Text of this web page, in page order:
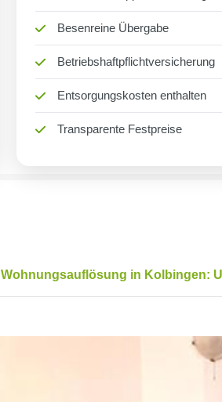
Besenreine Übergabe
Betriebshaftpflichtversicherung
Entsorgungskosten enthalten
Transparente Festpreise
Wohnungsauflösung in Kolbingen: